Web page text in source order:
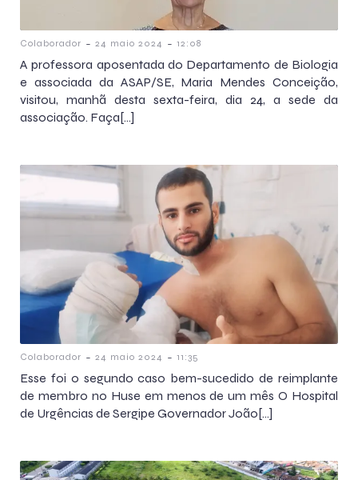
Colaborador - 24 maio 2024 - 12:08
A professora aposentada do Departamento de Biologia
e associada da ASAP/SE, Maria Mendes Conceição,
visitou, manhã desta sexta-feira, dia 24, a sede da
associação. Faça[…]
Colaborador - 24 maio 2024 - 11:35
Esse foi o segundo caso bem-sucedido de reimplante
de membro no Huse em menos de um mês O Hospital
de Urgências de Sergipe Governador João[…]